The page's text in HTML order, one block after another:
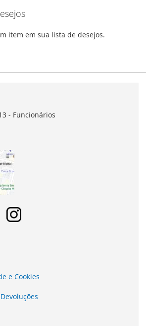
item em sua lista de desejos.
- Funcionários
e Cookies